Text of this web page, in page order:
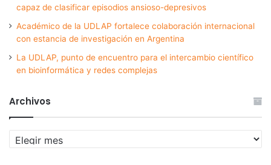
capaz de clasificar episodios ansioso-depresivos
Académico de la UDLAP fortalece colaboración internacional
con estancia de investigación en Argentina
La UDLAP, punto de encuentro para el intercambio científico
en bioinformática y redes complejas
Archivos
Archivos